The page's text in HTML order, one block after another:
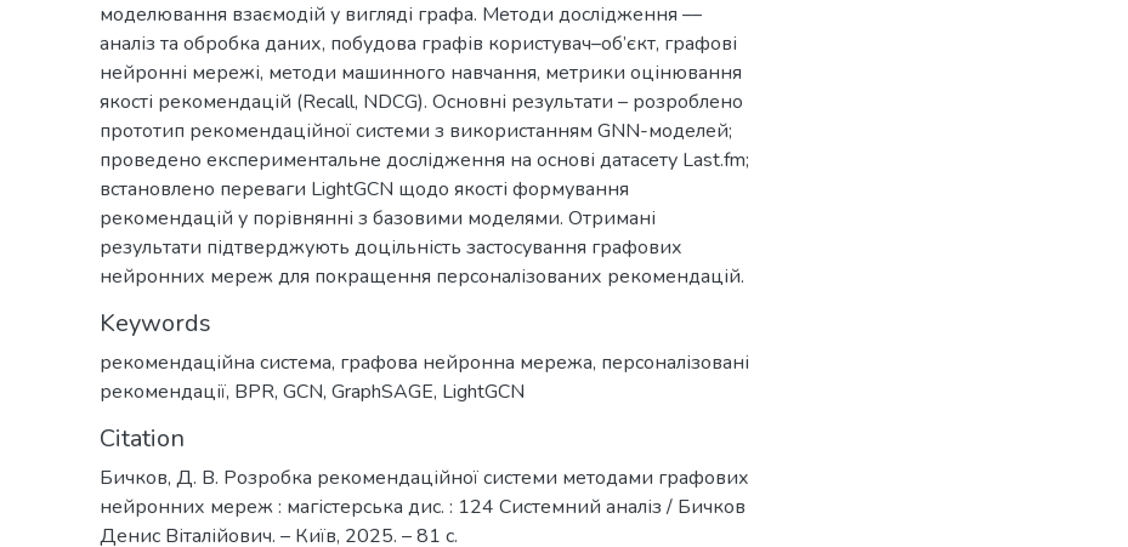
моделювання взаємодій у вигляді графа. Методи дослідження ––
аналіз та обробка даних, побудова графів користувач–об’єкт, графові
нейронні мережі, методи машинного навчання, метрики оцінювання
якості рекомендацій (Recall, NDCG). Основні результати – розроблено
прототип рекомендаційної системи з використанням GNN-моделей;
проведено експериментальне дослідження на основі датасету Last.fm;
встановлено переваги LightGCN щодо якості формування
рекомендацій у порівнянні з базовими моделями. Отримані
результати підтверджують доцільність застосування графових
нейронних мереж для покращення персоналізованих рекомендацій.
Keywords
рекомендаційна система, графова нейронна мережа, персоналізовані
рекомендації, BPR, GCN, GraphSAGE, LightGCN
Citation
Бичков, Д. В. Розробка рекомендаційної системи методами графових
нейронних мереж : магістерська дис. : 124 Системний аналіз / Бичков
Денис Віталійович. – Київ, 2025. – 81 с.